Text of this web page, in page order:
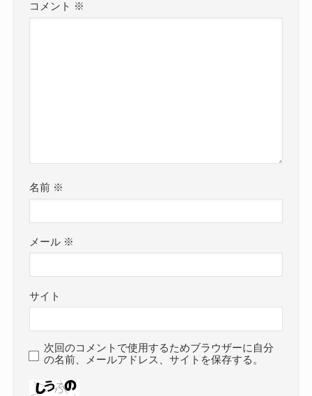
コメント ※
名前 ※
メール ※
サイト
次回のコメントで使用するためブラウザーに自分
の名前、メールアドレス、サイトを保存する。